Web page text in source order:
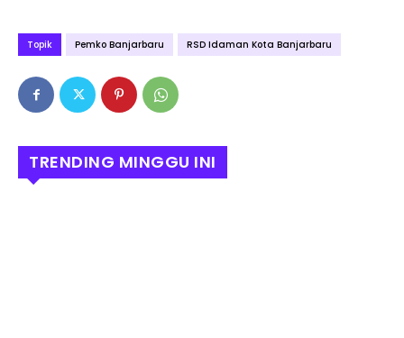
Topik Pemko Banjarbaru RSD Idaman Kota Banjarbaru
TRENDING MINGGU INI